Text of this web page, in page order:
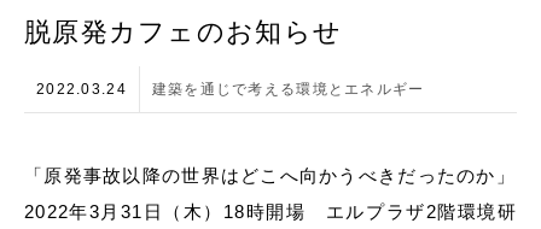
脱原発カフェのお知らせ
2022.03.24 建築を通じで考える環境とエネルギー
「原発事故以降の世界はどこへ向かうべきだったのか」
2022年3月31日（木）18時開場 エルプラザ2階環境研